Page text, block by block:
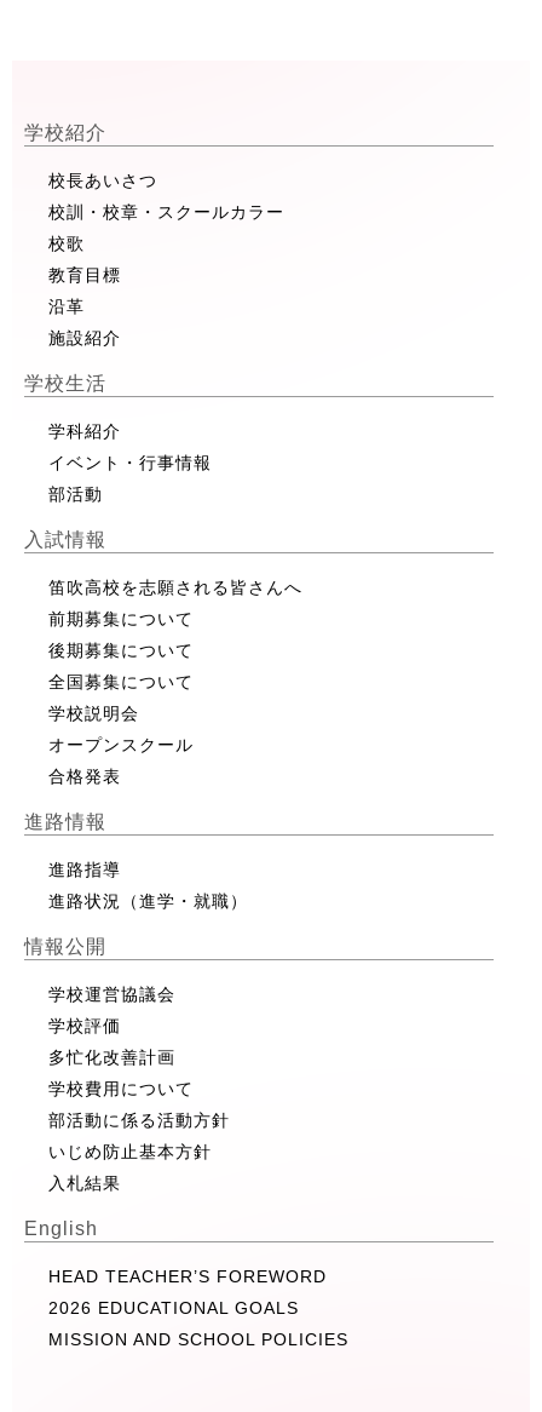
学校紹介
校長あいさつ
校訓・校章・スクールカラー
校歌
教育目標
沿革
施設紹介
学校生活
学科紹介
イベント・行事情報
部活動
入試情報
笛吹高校を志願される皆さんへ
前期募集について
後期募集について
全国募集について
学校説明会
オープンスクール
合格発表
進路情報
進路指導
進路状況（進学・就職）
情報公開
学校運営協議会
学校評価
多忙化改善計画
学校費用について
部活動に係る活動方針
いじめ防止基本方針
入札結果
English
HEAD TEACHER’S FOREWORD
2026 EDUCATIONAL GOALS
MISSION AND SCHOOL POLICIES